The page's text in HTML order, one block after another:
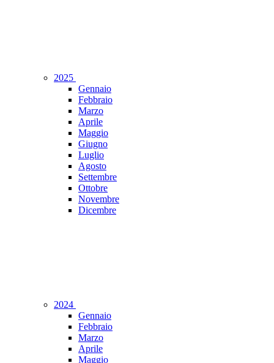
2025
Gennaio
Febbraio
Marzo
Aprile
Maggio
Giugno
Luglio
Agosto
Settembre
Ottobre
Novembre
Dicembre
2024
Gennaio
Febbraio
Marzo
Aprile
Maggio